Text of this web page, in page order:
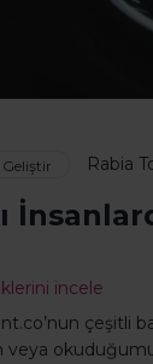
Geliştir Rabia
incele
çeşitli